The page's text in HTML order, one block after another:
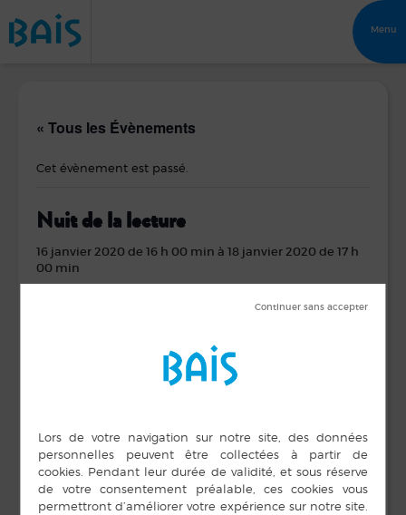
Menu
« Tous les Évènements
Cet évènement est passé.
Nuit de la lecture
16 janvier 2020 de 16 h 00 min à 18 janvier 2020 de 17 h
00 min
Atelier inter actif : des lettres et des chiffres
samedi de 15h00 à 17h00
DÉTAILS LIEU